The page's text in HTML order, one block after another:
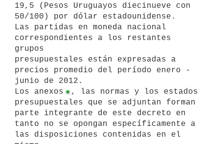
, las normas y los estados
presupuestales que se adjuntan forman
parte integrante de este decreto en
tanto no se opongan específicamente a
las disposiciones contenidas en el